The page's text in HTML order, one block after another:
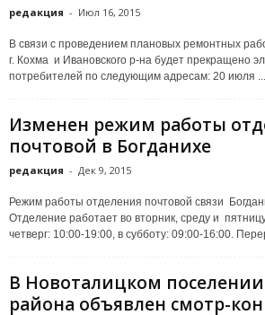
редакция - Июл 16, 2015
В связи с проведением плановых ремонтных
г. Кохма и Ивановского р-на будет прекращено
потребителей по следующим адресам: 20 июля ...
Изменен режим работы
почтовой в Богданихе
редакция - Дек 9, 2015
Режим работы отделения почтовой связи
Отделение работает во вторник, среду и
четверг: 10:00-19:00, в субботу: 09:00-16:00.
В Новоталицком
района объявлен смотр-